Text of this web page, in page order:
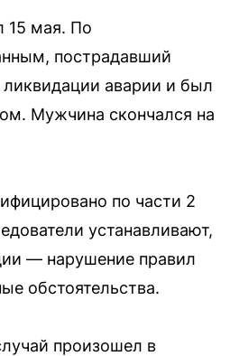
15 мая. По
пострадавший
аварии и был
Мужчина скончался на
по части 2
устанавливают,
— нарушение правил
обстоятельства.
произошел в